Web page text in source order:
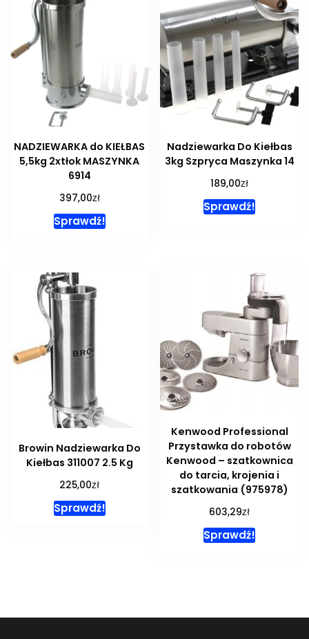
NADZIEWARKA do KIEŁBAS
5,5kg 2xtłok MASZYNKA
6914
397,00zł
Sprawdź!
Nadziewarka Do Kiełbas
3kg Szpryca Maszynka 14
189,00zł
Sprawdź!
Browin Nadziewarka Do
Kiełbas 311007 2.5 Kg
225,00zł
Sprawdź!
Kenwood Professional
Przystawka do robotów
Kenwood – szatkownica
do tarcia, krojenia i
szatkowania (975978)
603,29zł
Sprawdź!